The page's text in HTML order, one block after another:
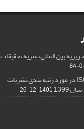
بین المللی نشریه تحقیقات
نتایج ارزیابی ISC در مورد رتبه بندی نشریات
1399
1401-12-26